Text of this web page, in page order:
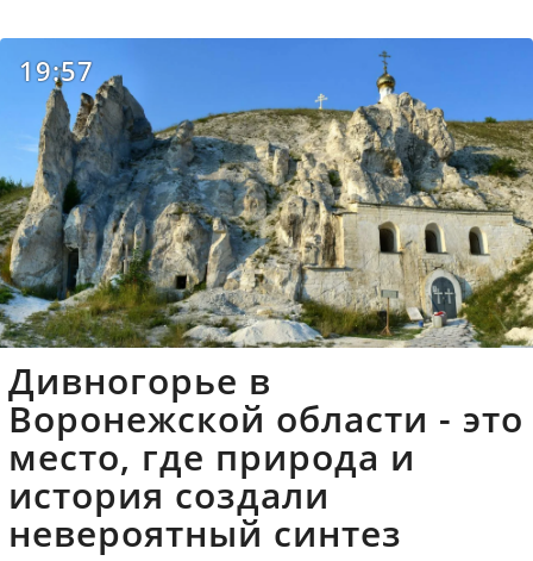
19:57
Дивногорье в
Воронежской области - это
место, где природа и
история создали
невероятный синтез